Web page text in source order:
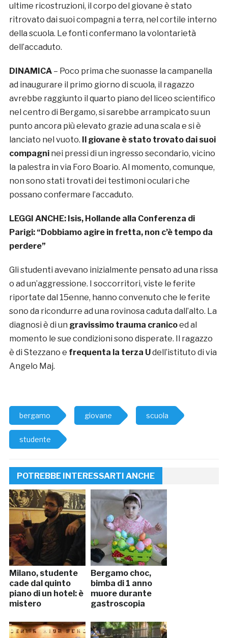
ultime ricostruzioni, il corpo del giovane è stato
ritrovato dai suoi compagni a terra, nel cortile interno
della scuola. Le fonti confermano la volontarietà
dell’accaduto.
DINAMICA– Poco prima che suonasse la campanella
ad inaugurare il primo giorno di scuola, il ragazzo
avrebbe raggiunto il quarto piano del liceo scientifico
nel centro di Bergamo, si sarebbe arrampicato su un
punto ancora più elevato grazie ad una scala e si è
lanciato nel vuoto.
Il giovane è stato trovato dai suoi
compagninei pressi di un ingresso secondario, vicino
la palestra in via Foro Boario. Al momento, comunque,
non sono stati trovati dei testimoni oculari che
possano confermare l’accaduto.
LEGGI ANCHE: Isis, Hollande alla Conferenza di
Parigi: “Dobbiamo agire in fretta, non c’è tempo da
perdere”
Gli studenti avevano inizialmente pensato ad una rissa
o ad un’aggressione. I soccorritori, viste le ferite
riportate dal 15enne, hanno convenuto che le ferite
sono da ricondurre ad una rovinosa caduta dall’alto. La
diagnosi è di un gravissimo trauma cranicoed al
momento le sue condizioni sono disperate. Il ragazzo
è di Stezzano e frequenta la terza Udell’istituto di via
Angelo Maj.
bergamo giovane scuola
studente
POTREBBE INTERESSARTI ANCHE
Milano, studente
cade dal quinto
piano di un hotel: è
mistero
Bergamo choc,
bimba di 1 anno
muore durante
gastroscopia